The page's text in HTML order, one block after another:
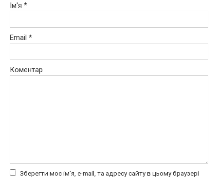
Ім'я *
Email *
Коментар
Зберегти моє ім'я, e-mail, та адресу сайту в цьому браузері